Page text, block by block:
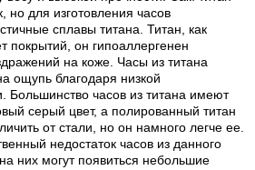
но для изготовления часов
сплавы титана. Титан, как
покрытий, он гипоаллергенен
на коже. Часы из титана
ощупь благодаря низкой
Большинство часов из титана имеют
серый цвет, а полированный титан
от стали, но он намного легче ее.
недостаток часов из данного
них могут появиться небольшие